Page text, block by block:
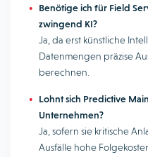
Benötige ich für Field
zwingend KI?
Ja, da erst künstliche
Datenmengen präzise
berechnen.
Lohnt sich Predictive
Unternehmen?
Ja, sofern sie kritische
Ausfälle hohe